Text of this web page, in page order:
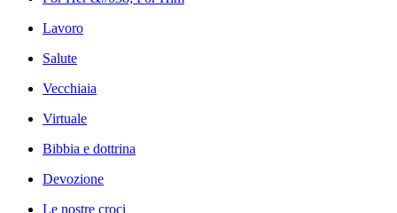
Lavoro
Salute
Vecchiaia
Virtuale
Bibbia e dottrina
Devozione
Le nostre croci